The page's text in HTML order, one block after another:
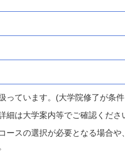
っています。(大学院修了が条
は大学案内等でご確認くださ
スの選択が必要となる場合や